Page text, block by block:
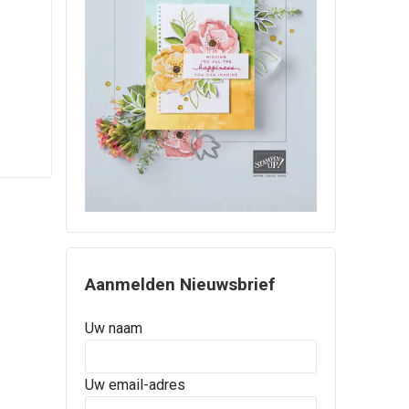
Aanmelden Nieuwsbrief
Uw naam
Uw email-adres